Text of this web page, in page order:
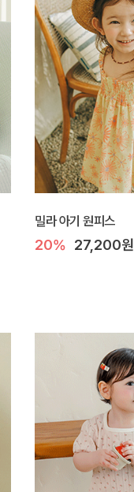
밀라 아기 원피스
20% 27,200원